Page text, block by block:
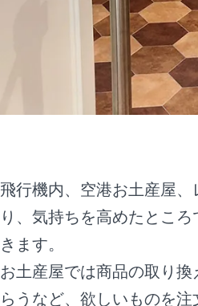
飛行機内、空港お土産屋
り、気持ちを高めたとこ
きます。
お土産屋では商品の取り
らうなど、欲しいものを